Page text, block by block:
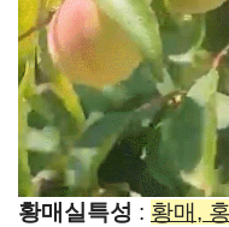
황매실특성 : 황매,